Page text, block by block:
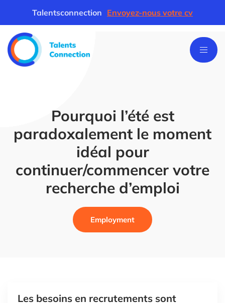
Talentsconnection Envoyez-nous votre cv
Pourquoi l’été est
paradoxalement le moment
idéal pour
continuer/commencer votre
recherche d’emploi
Employment
Les besoins en recrutements sont